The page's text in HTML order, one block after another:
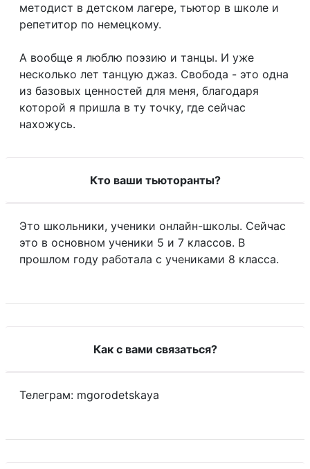
методист в детском лагере, тьютор в школе и
репетитор по немецкому.
А вообще я люблю поэзию и танцы. И уже
несколько лет танцую джаз. Свобода - это одна
из базовых ценностей для меня, благодаря
которой я пришла в ту точку, где сейчас
нахожусь.
Кто ваши тьюторанты?
Это школьники, ученики онлайн-школы. Сейчас
это в основном ученики 5 и 7 классов. В
прошлом году работала с учениками 8 класса.
Как с вами связаться?
Телеграм: mgorodetskaya